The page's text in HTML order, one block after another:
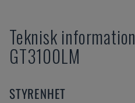
Teknisk information
GT3100LM
STYRENHET